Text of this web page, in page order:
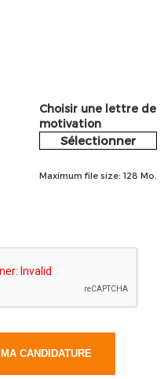
Choisir une lettre de
motivation
Sélectionner
Maximum file size: 128 Mo.